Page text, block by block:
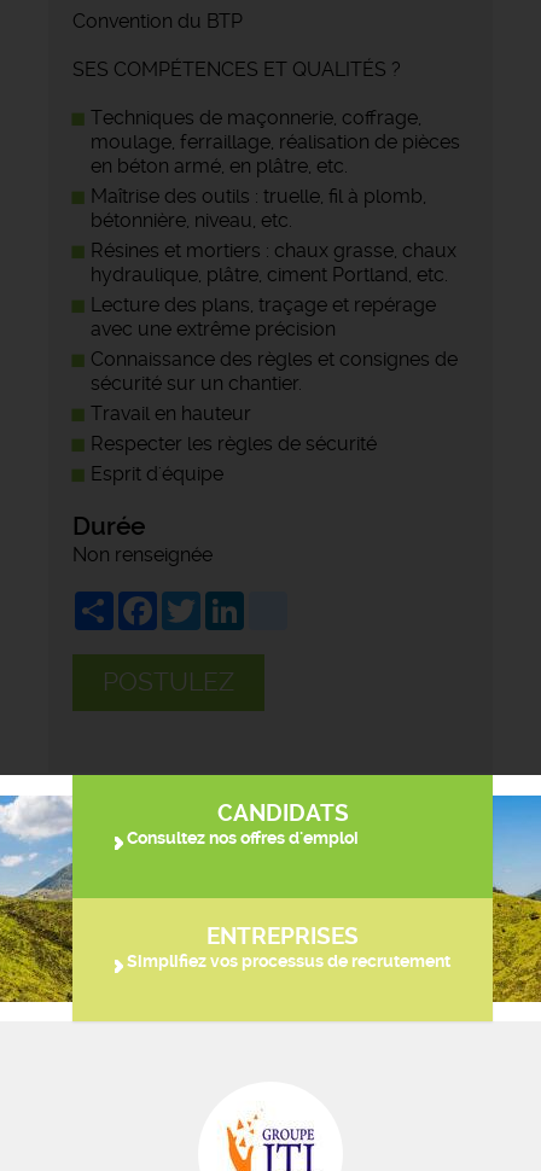
Convention du BTP
SES COMPÉTENCES ET QUALITÉS ?
Techniques de maçonnerie, coffrage,
moulage, ferraillage, réalisation de pièces
en béton armé, en plâtre, etc.
Maîtrise des outils : truelle, fil à plomb,
bétonnière, niveau, etc.
Résines et mortiers : chaux grasse, chaux
hydraulique, plâtre, ciment Portland, etc.
Lecture des plans, traçage et repérage
avec une extrême précision
Connaissance des règles et consignes de
sécurité sur un chantier.
Travail en hauteur
Respecter les règles de sécurité
Esprit d'équipe
Durée
Non renseignée
ShareFacebook
Twitter
POSTULEZ
CANDIDATS
Consultez nos offres d'emploi
ENTREPRISES
Simplifiez vos processus de recrutement